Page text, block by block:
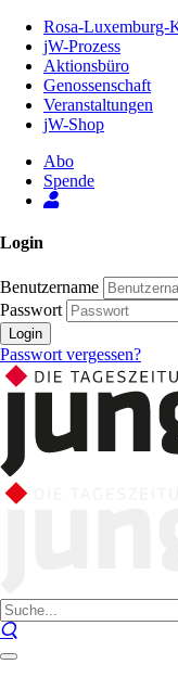
Inhalt
Seite
Rosa-Luxemburg-
jW-Prozess
Aktionsbüro
Genossenschaft
Veranstaltungen
jW-Shop
Abo
Spende
Login
Benutzername
Passwort
Login
Passwort vergessen?